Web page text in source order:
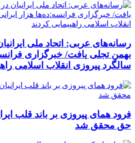
بهمن تجلی یافت/ خبرگزاری
سالگرد پیروزی انقلاب اسلامی
فرود همای پیروزی بر باند قلب
حق محقق شد